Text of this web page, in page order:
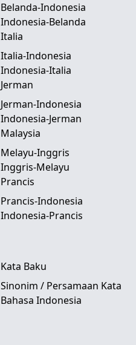
Belanda-Indonesia
Indonesia-Belanda
Italia
Italia-Indonesia
Indonesia-Italia
Jerman
Jerman-Indonesia
Indonesia-Jerman
Malaysia
Melayu-Inggris
Inggris-Melayu
Prancis
Prancis-Indonesia
Indonesia-Prancis
Kata Baku
Sinonim / Persamaan Kata
Bahasa Indonesia